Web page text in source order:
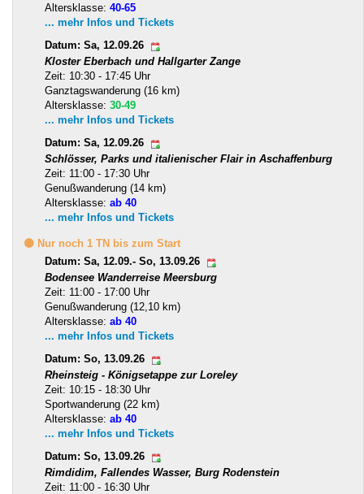
Altersklasse: 40-65
... mehr Infos und Tickets
Datum: Sa, 12.09.26
Kloster Eberbach und Hallgarter Zange
Zeit: 10:30 - 17:45 Uhr
Ganztagswanderung (16 km)
Altersklasse: 30-49
... mehr Infos und Tickets
Datum: Sa, 12.09.26
Schlösser, Parks und italienischer Flair in Aschaffenburg
Zeit: 11:00 - 17:30 Uhr
Genußwanderung (14 km)
Altersklasse: ab 40
... mehr Infos und Tickets
🟡 Nur noch 1 TN bis zum Start
Datum: Sa, 12.09.- So, 13.09.26
Bodensee Wanderreise Meersburg
Zeit: 11:00 - 17:00 Uhr
Genußwanderung (12,10 km)
Altersklasse: ab 40
... mehr Infos und Tickets
Datum: So, 13.09.26
Rheinsteig - Königsetappe zur Loreley
Zeit: 10:15 - 18:30 Uhr
Sportwanderung (22 km)
Altersklasse: ab 40
... mehr Infos und Tickets
Datum: So, 13.09.26
Rimdidim, Fallendes Wasser, Burg Rodenstein
Zeit: 11:00 - 16:30 Uhr